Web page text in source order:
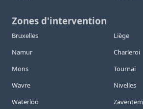
Zones d'intervention
Bruxelles
Liège
Namur
Charleroi
Mons
Tournai
Wavre
Nivelles
Waterloo
Zaventem